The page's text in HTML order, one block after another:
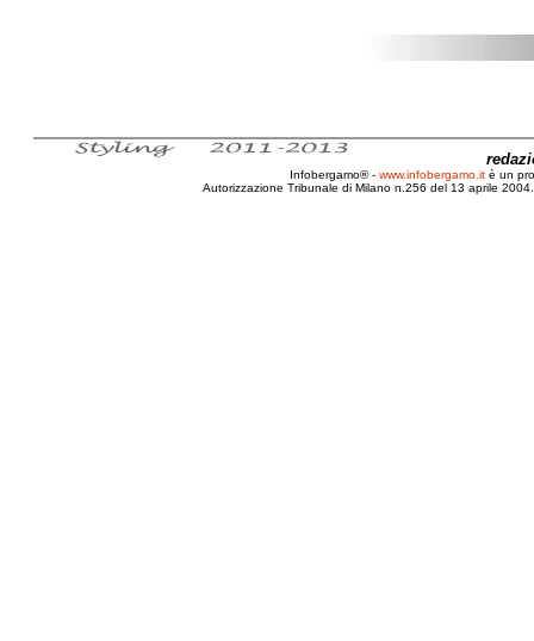
Infobergamo® - www.infobergamo.it è un
Autorizzazione Tribunale di Milano n.256 del 13 aprile